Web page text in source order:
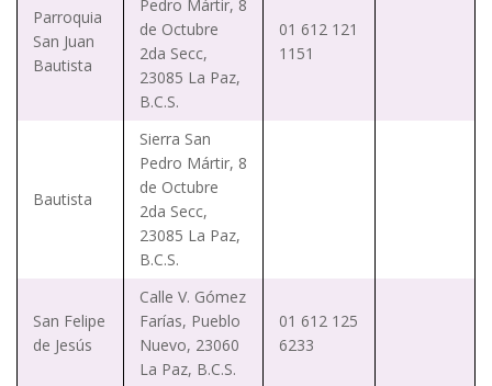
Parroquia
San Juan
Bautista
Pedro Mártir, 8
de Octubre
2da Secc,
23085 La Paz,
B.C.S.
01 612 121
1151
Bautista
Sierra San
Pedro Mártir, 8
de Octubre
2da Secc,
23085 La Paz,
B.C.S.
San Felipe
de Jesús
Calle V. Gómez
Farías, Pueblo
Nuevo, 23060
La Paz, B.C.S.
01 612 125
6233